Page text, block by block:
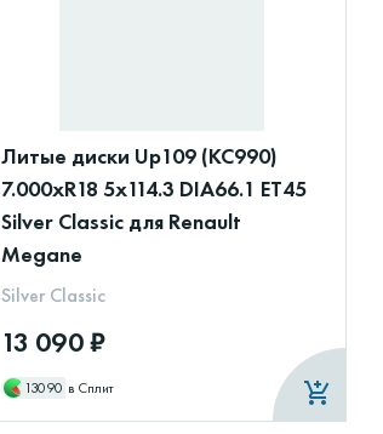
Литые диски Up109 (КС990)
7.000xR18 5x114.3 DIA66.1 ET45
Silver Classic для Renault
Megane
Silver Classic
13 090 ₽
13090 в Сплит